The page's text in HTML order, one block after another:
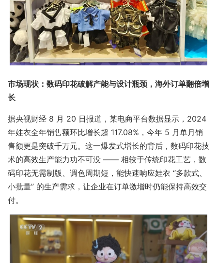
市场现状：数码印花破解产能与设计瓶颈，海外订单翻倍增
长
据央视财经 8 月 20 日报道，某电商平台数据显示，2024
年娃衣全年销售额环比增长超 117.08%，今年 5 月单月销
售额更是突破千万元。这一爆发式增长的背后，数码印花技
术的高效生产能力功不可没 —— 相较于传统印花工艺，数
码印花无需制版、调色周期短，能快速响应娃衣 “多款式、
小批量” 的生产需求，让企业在订单激增时仍能保持高效交
付。